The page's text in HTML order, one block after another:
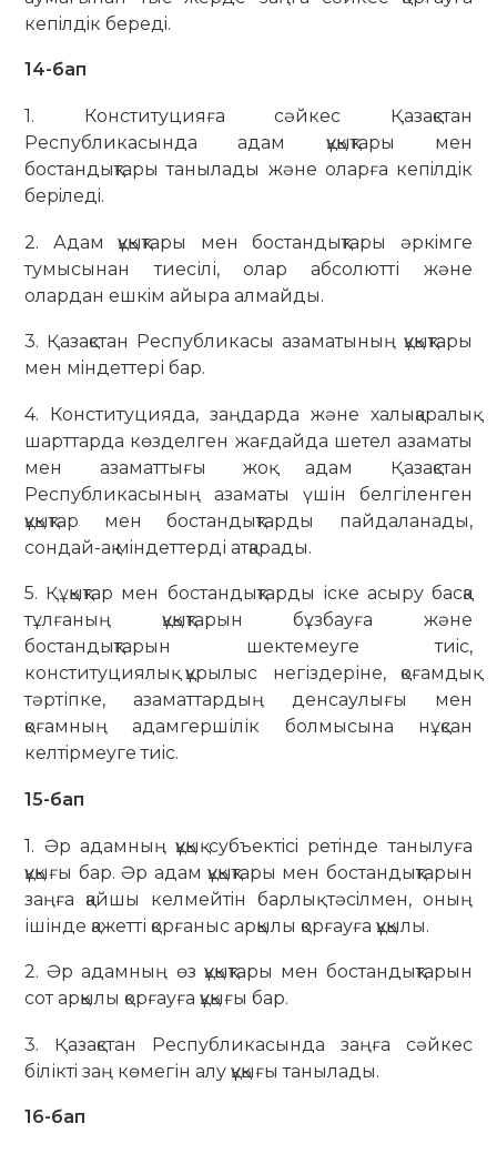
кепiлдiк бередi.
14-бап
1. Конституцияға сәйкес Қазақстан
Республикасында адам құқықтары мен
бостандықтары танылады және оларға кепiлдiк
берiледi.
2. Адам құқықтары мен бостандықтары әркiмге
тумысынан тиесілі, олар абсолютті және
олардан ешкiм айыра алмайды.
3. Қазақстан Республикасы азаматының құқықтары
мен мiндеттері бар.
4. Конституцияда, заңдарда және халықаралық
шарттарда көзделген жағдайда шетел азаматы
мен азаматтығы жоқ адам Қазақстан
Республикасының азаматы үшін белгіленген
құқықтар мен бостандықтарды пайдаланады,
сондай-ақ мiндеттерді атқарады.
5. Құқықтар мен бостандықтарды іске асыру басқа
тұлғаның құқықтарын бұзбауға және
бостандықтарын шектемеуге тиiс,
конституциялық құрылыс негіздеріне, қоғамдық
тәртіпке, азаматтардың денсаулығы мен
қоғамның адамгершілік болмысына нұқсан
келтiрмеуге тиiс.
15-бап
1. Әр адамның құқық субъектiсi ретiнде танылуға
құқығы бар. Әр адам құқықтары мен бостандықтарын
заңға қайшы келмейтiн барлық тәсiлмен, оның
ішінде қажетті қорғаныс арқылы қорғауға құқылы.
2. Әр адамның өз құқықтары мен бостандықтарын
сот арқылы қорғауға құқығы бар.
3. Қазақстан Республикасында заңға сәйкес
біліктi заң көмегін алу құқығы танылады.
16-бап